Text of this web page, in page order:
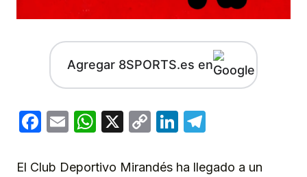
Agregar 8SPORTS.es en
Facebook
EmailWhatsApp
X
CopyLinkedIn
El Club Deportivo Mirandés ha llegado a un